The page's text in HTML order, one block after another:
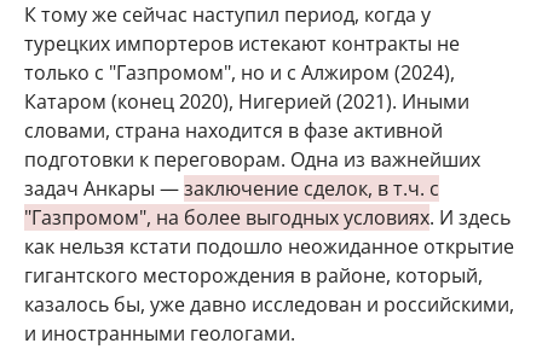
К тому же сейчас наступил период, когда у
турецких импортеров истекают контракты не
только с "Газпромом", но и с Алжиром (2024),
Катаром (конец 2020), Нигерией (2021). Иными
словами, страна находится в фазе активной
подготовки к переговорам. Одна из важнейших
задач Анкары —заключение сделок, в т.ч. с
"Газпромом", на более выгодных условиях. И здесь
как нельзя кстати подошло неожиданное открытие
гигантского месторождения в районе, который,
казалось бы, уже давно исследован и российскими,
и иностранными геологами.